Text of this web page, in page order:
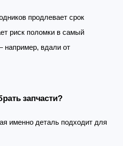
продлевает срок
риск поломки в самый
вдали от
запчасти?
именно деталь подходит для